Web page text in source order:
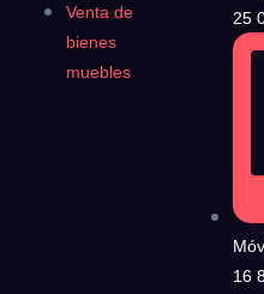
Venta de
bienes
muebles
25
16